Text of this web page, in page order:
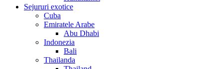
Sejururi exotice
Cuba
Emiratele Arabe
Abu Dhabi
Indonezia
Bali
Thailanda